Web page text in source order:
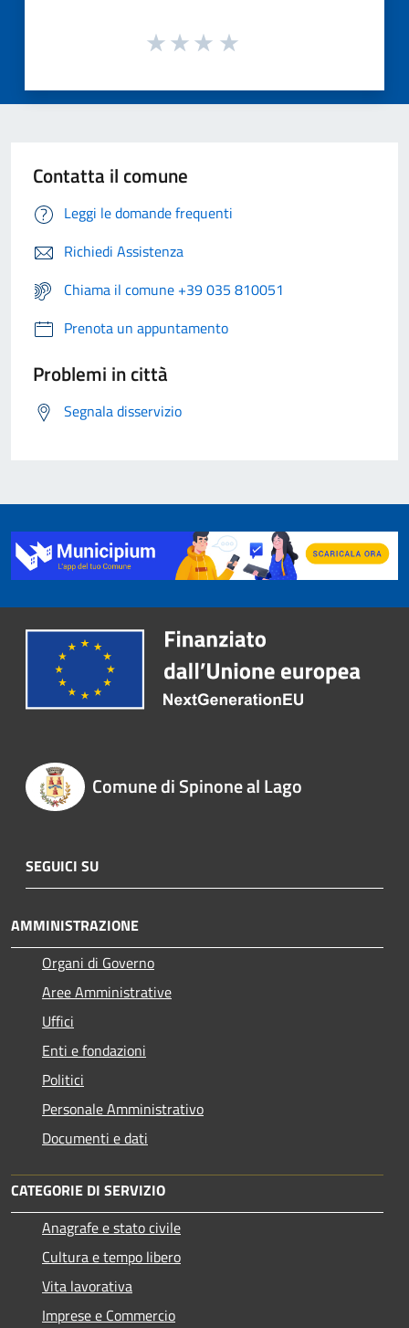
Contatta il comune
Leggi le domande frequenti
Richiedi Assistenza
Chiama il comune +39 035 810051
Prenota un appuntamento
Problemi in città
Segnala disservizio
Comune di Spinone al Lago
SEGUICI SU
AMMINISTRAZIONE
Organi di Governo
Aree Amministrative
Uffici
Enti e fondazioni
Politici
Personale Amministrativo
Documenti e dati
CATEGORIE DI SERVIZIO
Anagrafe e stato civile
Cultura e tempo libero
Vita lavorativa
Imprese e Commercio